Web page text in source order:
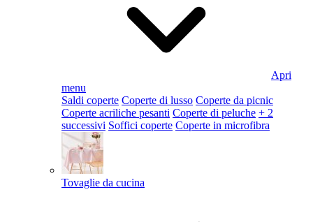
Apri
menu
Saldi coperte Coperte di lusso Coperte da picnic
Coperte acriliche pesanti Coperte di peluche + 2
successivi Soffici coperte Coperte in microfibra
Tovaglie da cucina